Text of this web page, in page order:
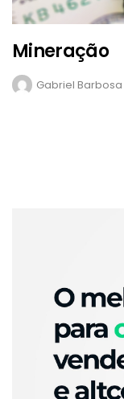
Mineração
Gabriel Barbosa